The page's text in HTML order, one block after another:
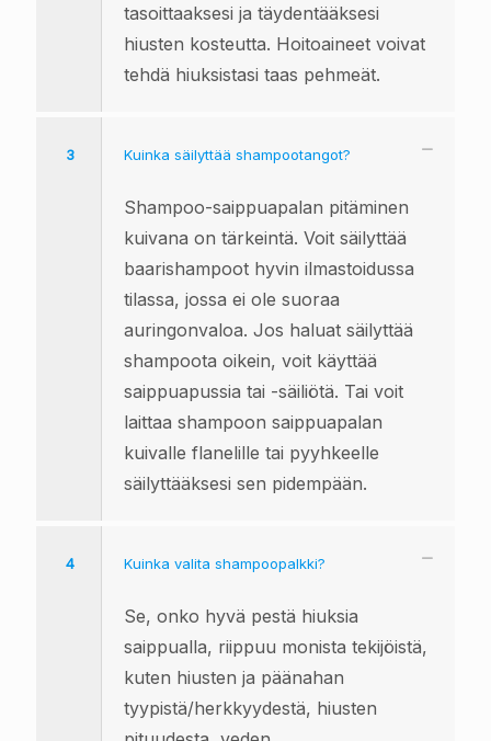
tasoittaaksesi ja täydentääksesi
hiusten kosteutta. Hoitoaineet voivat
tehdä hiuksistasi taas pehmeät.
3 Kuinka säilyttää shampootangot?
Shampoo-saippuapalan pitäminen
kuivana on tärkeintä. Voit säilyttää
baarishampoot hyvin ilmastoidussa
tilassa, jossa ei ole suoraa
auringonvaloa. Jos haluat säilyttää
shampoota oikein, voit käyttää
saippuapussia tai -säiliötä. Tai voit
laittaa shampoon saippuapalan
kuivalle flanelille tai pyyhkeelle
säilyttääksesi sen pidempään.
4 Kuinka valita shampoopalkki?
Se, onko hyvä pestä hiuksia
saippualla, riippuu monista tekijöistä,
kuten hiusten ja päänahan
tyypistä/herkkyydestä, hiusten